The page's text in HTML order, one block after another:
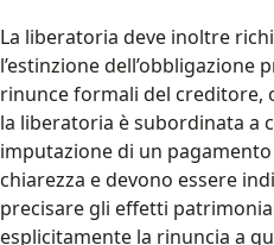
La liberatoria deve inoltre
l’estinzione
rinunce formali del creditore,
la liberatoria è subordinata a
imputazione di un
chiarezza e devono essere
precisare gli effetti
esplicitamente la rinuncia a